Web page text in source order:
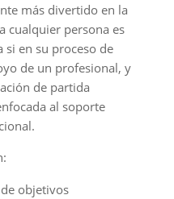
más divertido en la
cualquier persona es
en su proceso de
de un profesional, y
de partida
al soporte
objetivos